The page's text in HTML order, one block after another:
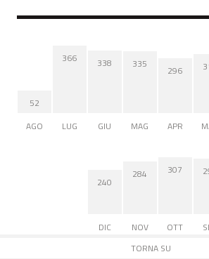
52
AGO
366
LUG
338
GIU
335
MAG
296
APR
240
DIC
284
NOV
307
OTT
TORNA SU